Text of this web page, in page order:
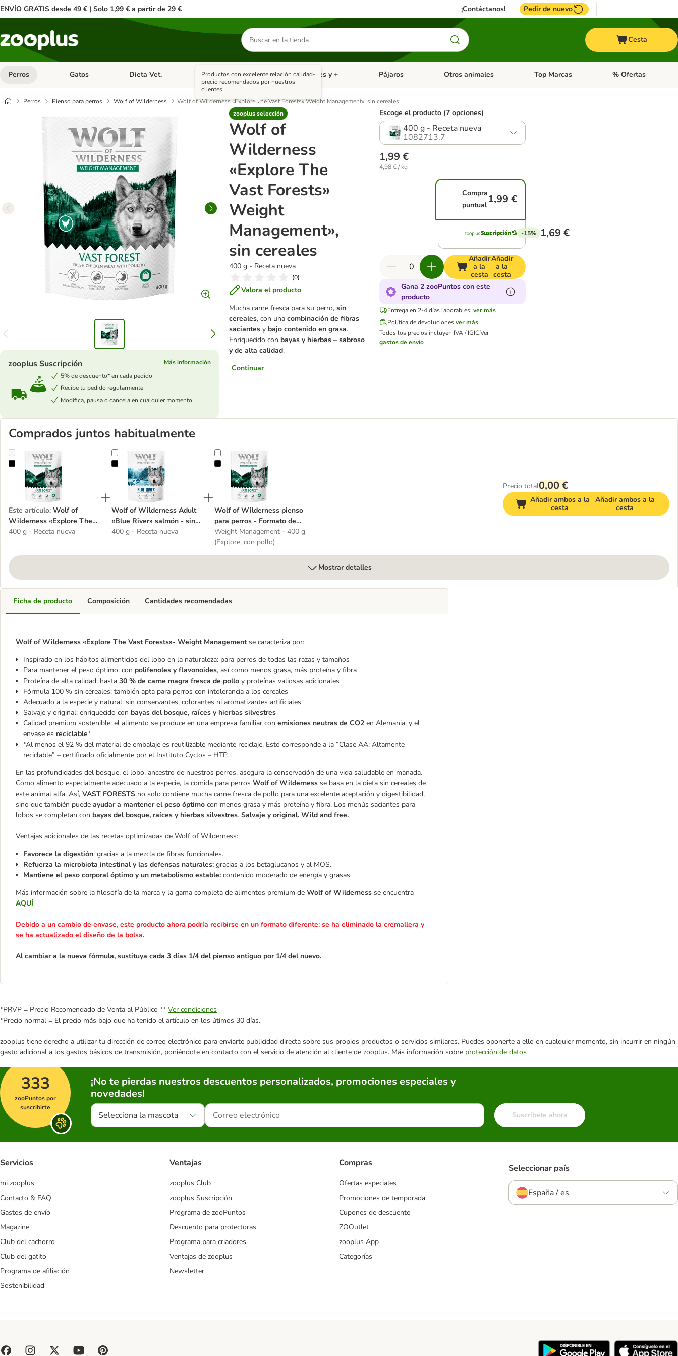
ENVÍO GRATIS desde 49 € | Solo 1,99 € a partir de 29 € ¡Contáctanos! Pedir de nuevo
Buscar
productos
Cesta
Perros Menú de categoria abierto: Perros
Gatos Menú de categoria abierto: Gatos
Dieta Vet. Menú de categoria abierto: Dieta Vet.
Antiparasitarios Menú de categoria abierto: Antiparasitarios
Roedores y + Menú de categoria abierto: Roedores y +
Pájaros Menú de categoria abierto: Pájaros
Otros animales Menú de categoria abierto: Otros animales
Top Marcas Menú de categoria
% Ofertas
Perros Pienso para perros Wolf of Wilderness
Wolf of Wilderness «Explore The Vast Forests» Weight Management», sin cereales
zooplus selección
Productos con excelente relación calidad-
precio recomendados por nuestros
clientes.
Wolf of
Wilderness
«Explore The
Vast Forests»
Weight
Management»,
sin cereales
400 g - Receta nueva
(0)
Valora el producto
Mucha carne fresca para su perro, sin
cereales, con una combinación de fibras
saciantesy bajo contenido en grasa.
Enriquecido con bayas y hierbas– sabroso
y de alta calidad.
Continuar
zooplus Suscripción
Más información
5% de descuento* en cada pedido
Recibe tu pedido regularmente
Modifica, pausa o cancela en cualquier momento
Escoge el producto (7 opciones)
400 g - Receta nueva
1082713.7
1,99 €
4,98 € / kg
Compra
puntual 1,99 €
-15% 1,69 €
Añadir
a la
cesta
Añadir
a la
cesta
Gana 2 zooPuntos con este
producto
Entrega en 2-4 días laborables: ver más
Política de devoluciones ver más
Todos los precios incluyen IVA / IGIC.Ver
gastos de envío
Comprados juntos habitualmente
Wolf of Wilderness «Explore The Vast Forests» Weight Management», sin cereales
Este artículo: Wolf of
Wilderness «Explore The
Vast Forests» Weight
400 g - Receta nueva
Wolf of Wilderness Adult «Blue River» salmón - sin cereales
Wolf of Wilderness Adult
«Blue River» salmón - sin
cereales
400 g - Receta nueva
Wolf of Wilderness pienso para perros - Formato de prueba
Wolf of Wilderness pienso
para perros - Formato de
prueba
Weight Management - 400 g
(Explore, con pollo)
Precio total0,00 €
Añadir ambos a la
cesta
Añadir ambos a la
cesta
Mostrar detalles
Ficha de producto
Wolf of Wilderness «Explore The Vast Forests»- Weight Managementse caracteriza por:
Inspirado en los hábitos alimenticios del lobo en la naturaleza: para perros de todas las razas y tamaños
Para mantener el peso óptimo: con polifenoles y flavonoides, así como menos grasa, más proteína y fibra
Proteína de alta calidad: hasta 30 % de carne magra fresca de pollo y proteínas valiosas adicionales
Fórmula 100 % sin cereales: también apta para perros con intolerancia a los cereales
Adecuado a la especie y natural: sin conservantes, colorantes ni aromatizantes artificiales
Salvaje y original: enriquecido con bayas del bosque, raíces y hierbas silvestres
Calidad premium sostenible: el alimento se produce en una empresa familiar con emisiones neutras de CO2 en Alemania, y el
envase es reciclable*
*Al menos el 92 % del material de embalaje es reutilizable mediante reciclaje. Esto corresponde a la “Clase AA: Altamente
reciclable” – certificado oficialmente por el Instituto Cyclos – HTP.
En las profundidades del bosque, el lobo, ancestro de nuestros perros, asegura la conservación de una vida saludable en manada.
Como alimento especialmente adecuado a la especie, la comida para perros Wolf of Wilderness se basa en la dieta sin cereales de
este animal alfa. Así, VAST FORESTS no solo contiene mucha carne fresca de pollo para una excelente aceptación y digestibilidad,
sino que también puede ayudar a mantener el peso óptimo con menos grasa y más proteína y fibra. Los menús saciantes para
lobos se completan con bayas del bosque, raíces y hierbas silvestres. Salvaje y original. Wild and free.
Ventajas adicionales de las recetas optimizadas de Wolf of Wilderness:
Favorece la digestión: gracias a la mezcla de fibras funcionales.
Refuerza la microbiota intestinal y las defensas naturales: gracias a los betaglucanos y al MOS.
Mantiene el peso corporal óptimo y un metabolismo estable: contenido moderado de energía y grasas.
Más información sobre la filosofía de la marca y la gama completa de alimentos premium de Wolf of Wilderness se encuentra
AQUÍ
Debido a un cambio de envase, este producto ahora podría recibirse en un formato diferente: se ha eliminado la cremallera y
se ha actualizado el diseño de la bolsa.
Al cambiar a la nueva fórmula, sustituya cada 3 días 1/4 del pienso antiguo por 1/4 del nuevo.
Composición Cantidades recomendadas
*PRVP = Precio Recomendado de Venta al Público ** Ver condiciones
*Precio normal = El precio más bajo que ha tenido el artículo en los útimos 30 días.
zooplus tiene derecho a utilizar tu dirección de correo electrónico para enviarte publicidad directa sobre sus propios productos o servicios similares. Puedes oponerte a ello en cualquier momento, sin incurrir en ningún
gasto adicional a los gastos básicos de transmisión, poniéndote en contacto con el servicio de atención al cliente de zooplus. Más información sobre protección de datos
333
zooPuntos por
suscribirte
¡No te pierdas nuestros descuentos personalizados, promociones especiales y
novedades!
Selecciona la mascota Suscríbete ahora
Servicios
mi zooplus
Contacto & FAQ
Gastos de envío
Magazine
Club del cachorro
Club del gatito
Programa de afiliación
Sostenibilidad
Ventajas
zooplus Club
zooplus Suscripción
Programa de zooPuntos
Descuento para protectoras
Programa para criadores
Ventajas de zooplus
Newsletter
Compras
Ofertas especiales
Promociones de temporada
Cupones de descuento
ZOOutlet
zooplus App
Categorías
Seleccionar país
España / es